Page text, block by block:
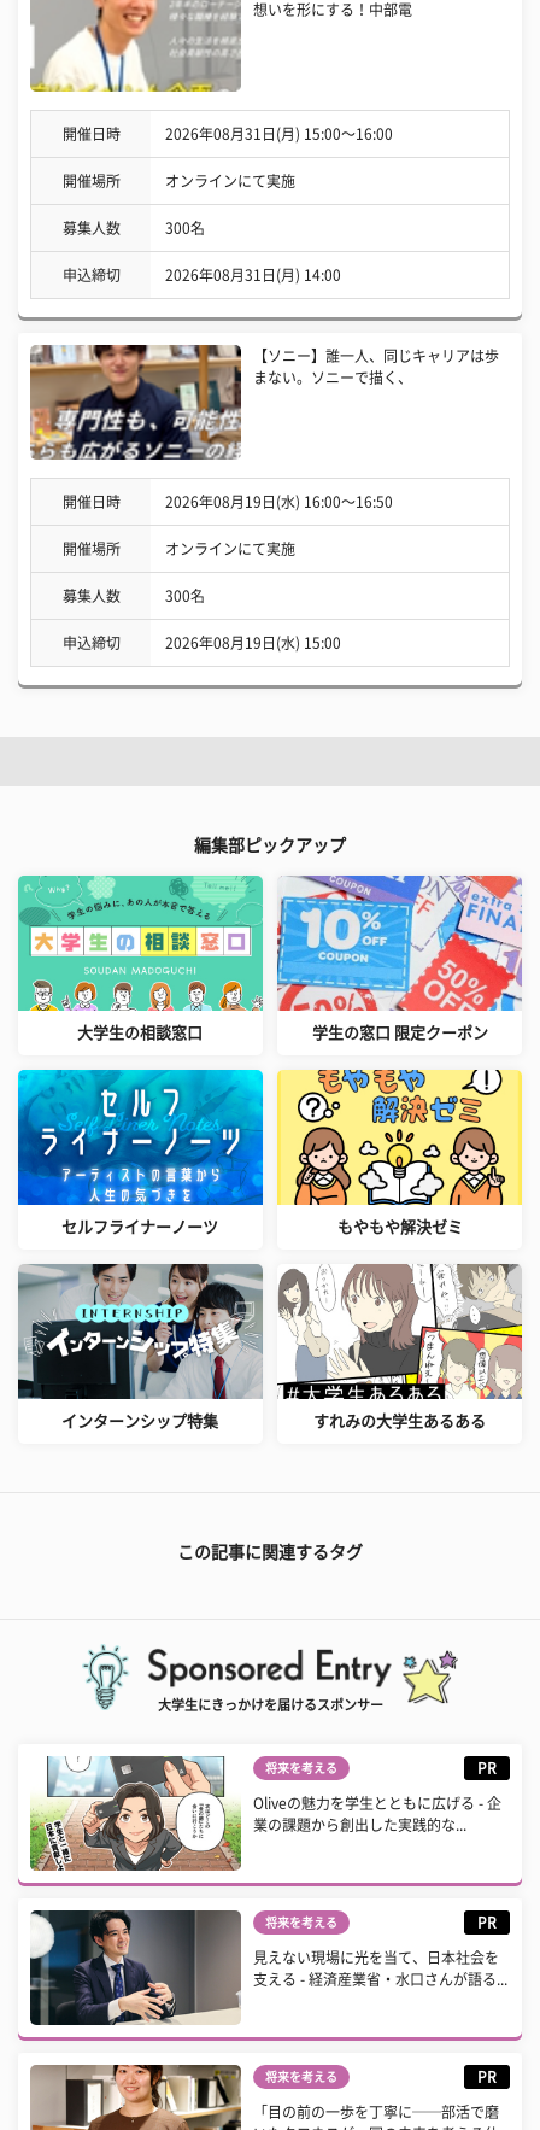
想いを形にする！中部電
開催日時 2026年08月31日(月) 15:00〜16:00
開催場所 オンラインにて実施
募集人数 300名
申込締切 2026年08月31日(月) 14:00
【ソニー】誰一人、同じキャリアは歩
まない。ソニーで描く、
開催日時 2026年08月19日(水) 16:00〜16:50
開催場所 オンラインにて実施
募集人数 300名
申込締切 2026年08月19日(水) 15:00
編集部ピックアップ
大学生の相談窓口 学生の窓口 限定クーポン
セルフライナーノーツ もやもや解決ゼミ
インターンシップ特集 すれみの大学生あるある
この記事に関連するタグ
大学生にきっかけを届けるスポンサー
将来を考える PR
Oliveの魅力を学生とともに広げる - 企
業の課題から創出した実践的な...
将来を考える PR
見えない現場に光を当て、日本社会を
支える - 経済産業省・水口さんが語る...
将来を考える PR
「目の前の一歩を丁寧に──部活で磨